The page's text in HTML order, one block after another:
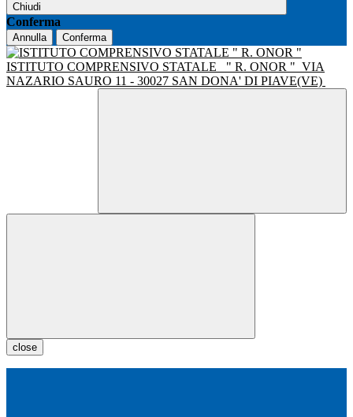
Chiudi
Conferma
Annulla Conferma
ISTITUTO COMPRENSIVO STATALE " R. ONOR " VIA
NAZARIO SAURO 11 - 30027 SAN DONA' DI PIAVE(VE)
close